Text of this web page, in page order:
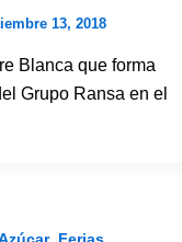
13, 2018
Blanca que forma
Grupo Ransa en el
,